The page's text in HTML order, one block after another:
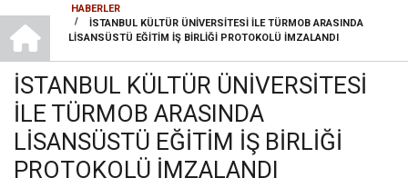
SAYFA
YOLU
HABERLER
/
İSTANBUL KÜLTÜR ÜNIVERSITESI ILE TÜRMOB ARASINDA
LISANSÜSTÜ EĞITIM İŞ BIRLIĞI PROTOKOLÜ İMZALANDI
İSTANBUL KÜLTÜR ÜNIVERSITESI
ILE TÜRMOB ARASINDA
LISANSÜSTÜ EĞITIM İŞ BIRLIĞI
PROTOKOLÜ İMZALANDI